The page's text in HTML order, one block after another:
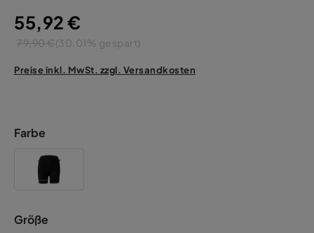
55,92 €
79,90 €(30.01% gespart)
Preise inkl. MwSt. zzgl. Versandkosten
Farbe
Größe